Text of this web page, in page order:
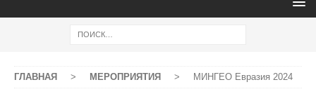
ГЛАВНАЯ > МЕРОПРИЯТИЯ > МИНГЕО Евразия 2024